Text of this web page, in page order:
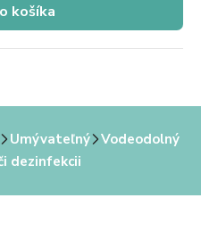
košíka
Umývateľný
Vodeodolný
dezinfekcii